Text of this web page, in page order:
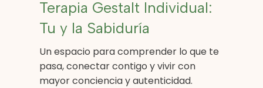
Terapia Gestalt Individual:
Tu y la Sabiduría
Un espacio para comprender lo que te
pasa, conectar contigo y vivir con
mayor conciencia y autenticidad.